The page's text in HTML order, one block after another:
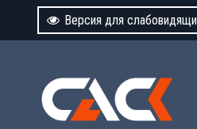
Версия для